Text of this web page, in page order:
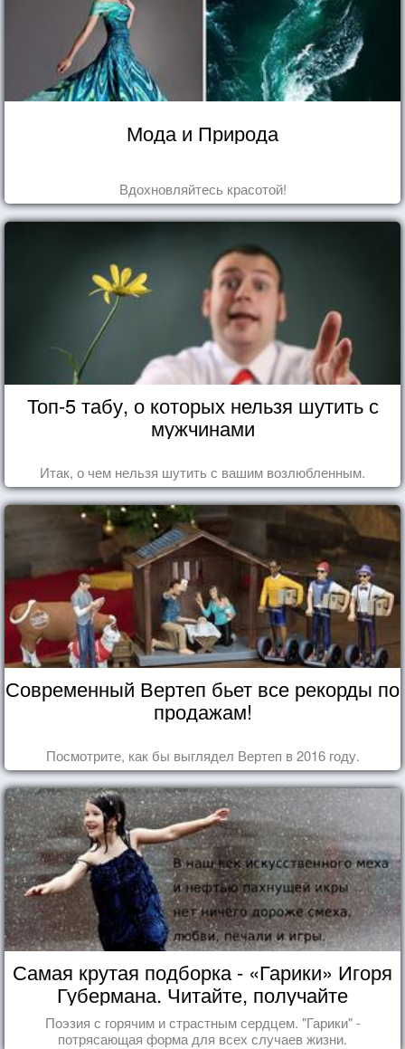
Мода и Природа
Вдохновляйтесь красотой!
Топ-5 табу, о которых нельзя шутить с
мужчинами
Итак, о чем нельзя шутить с вашим возлюбленным.
Современный Вертеп бьет все рекорды по
продажам!
Посмотрите, как бы выглядел Вертеп в 2016 году.
Самая крутая подборка - «Гарики» Игоря
Губермана. Читайте, получайте
удовольствие!
Поэзия с горячим и страстным сердцем. "Гарики" -
потрясающая форма для всех случаев жизни.